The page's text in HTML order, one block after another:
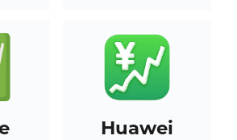
Huawei